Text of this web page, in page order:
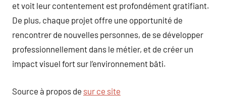
et voit leur contentement est profondément gratifiant.
De plus, chaque projet offre une opportunité de
rencontrer de nouvelles personnes, de se développer
professionnellement dans le métier, et de créer un
impact visuel fort sur l’environnement bâti.
Source à propos de sur ce site